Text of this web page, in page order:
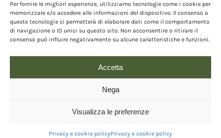
Per fornire le migliori esperienze, utilizziamo tecnologie come i cookie per
memorizzare e/o accedere alle informazioni del dispositivo. Il consenso a
queste tecnologie ci permetterà di elaborare dati come il comportamento
di navigazione o ID unici su questo sito. Non acconsentire o ritirare il
consenso può influire negativamente su alcune caratteristiche e funzioni.
Accetta
Nega
Visualizza le preferenze
Privacy e cookie policyPrivacy e cookie policy
Marchi DOP IGP
Normativa prodotti DOP IGP
Consorzi di Tutela
Farm To Fork e prodotti DOP IGP
comunicazione